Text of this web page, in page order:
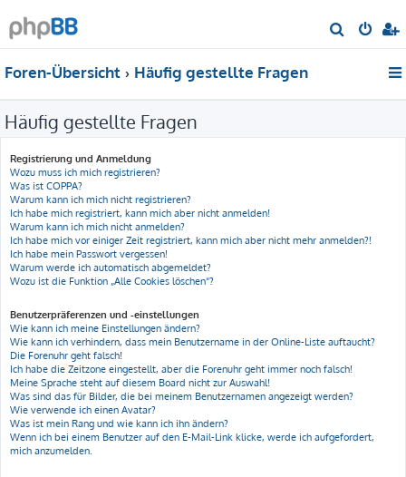
u
Foren-Übersicht Häufig gestellte Fragen
Häufig gestellte Fragen
Registrierung und Anmeldung
Wozu muss ich mich registrieren?
Was ist COPPA?
Warum kann ich mich nicht registrieren?
Ich habe mich registriert, kann mich aber nicht anmelden!
Warum kann ich mich nicht anmelden?
Ich habe mich vor einiger Zeit registriert, kann mich aber nicht mehr anmelden?!
Ich habe mein Passwort vergessen!
Warum werde ich automatisch abgemeldet?
Wozu ist die Funktion „Alle Cookies löschen“?
Benutzerpräferenzen und -einstellungen
Wie kann ich meine Einstellungen ändern?
Wie kann ich verhindern, dass mein Benutzername in der Online-Liste auftaucht?
Die Forenuhr geht falsch!
Ich habe die Zeitzone eingestellt, aber die Forenuhr geht immer noch falsch!
Meine Sprache steht auf diesem Board nicht zur Auswahl!
Was sind das für Bilder, die bei meinem Benutzernamen angezeigt werden?
Wie verwende ich einen Avatar?
Was ist mein Rang und wie kann ich ihn ändern?
Wenn ich bei einem Benutzer auf den E-Mail-Link klicke, werde ich aufgefordert,
mich anzumelden.